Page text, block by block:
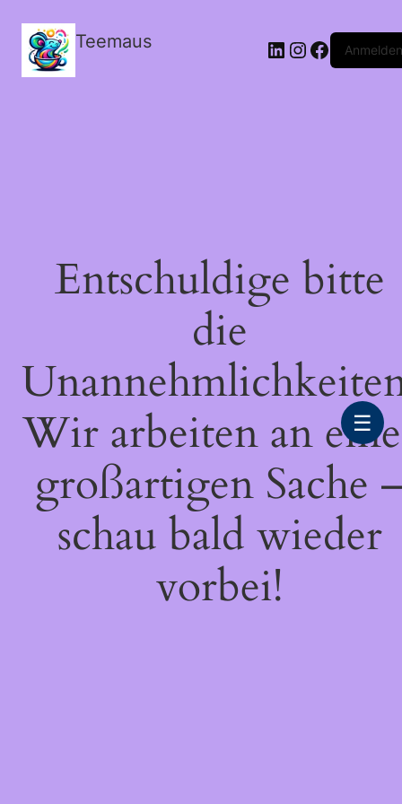
Teemaus LinkedIn
Instagram
FacebookAnmelden
Entschuldige bitte
die
Wir arbeiten an
großartigen Sache
schau bald wieder
vorbei!
☰